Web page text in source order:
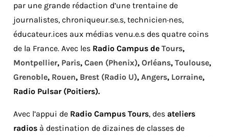
par une grande rédaction d’une trentaine de
journalistes, chroniqueur.se.s, technicien·nes,
éducateur.ices aux médias venu.e.s des quatre coins
de la France. Avec les Radio Campus de Tours,
Montpellier, Paris, Caen (Phenix), Orléans, Toulouse,
Grenoble, Rouen, Brest (Radio U), Angers, Lorraine,
Radio Pulsar (Poitiers).
Avec l’appui de Radio Campus Tours, des ateliers
radios à destination de dizaines de classes de